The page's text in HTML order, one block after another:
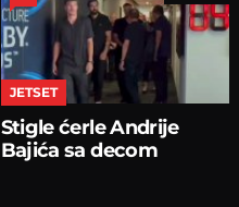
JETSET
Stigle ćerle Andrije
Bajića sa decom